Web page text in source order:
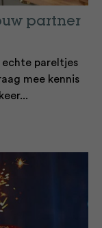
partner
pareltjes
mee kennis